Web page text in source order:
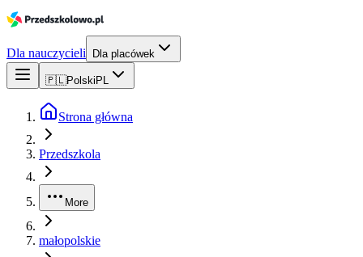
Dla nauczycieli Dla placówek
🇵🇱Polski PL
Strona główna
Przedszkola
More
małopolskie